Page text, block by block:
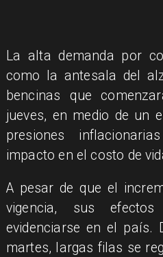
La alta demanda por
como la antesala del
bencinas que
jueves, en medio de un
presiones
impacto en el costo de
A pesar de que el
vigencia, sus
evidenciarse en el país.
martes, largas filas se